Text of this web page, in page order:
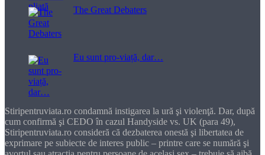
The Great Debaters
Eu sunt pro-viață, dar…
Stiripentruviata.ro condamnă instigarea la ură şi violenţă. Dar, după
cum confirmă şi CEDO în cazul Handyside vs. UK (para 49),
Stiripentruviata.ro consideră că dezbaterea onestă şi libertatea de
exprimare pe subiecte de interes public – printre care se numără şi